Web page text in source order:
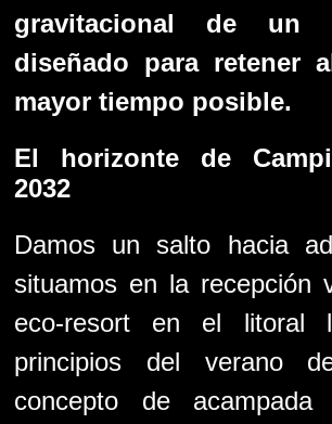
gravitacional de un
diseñado para retener
mayor tiempo posible.
El horizonte de
2032
Damos un salto hacia
situamos en la recepción
eco-resort en el litoral
principios del verano
concepto de acampada